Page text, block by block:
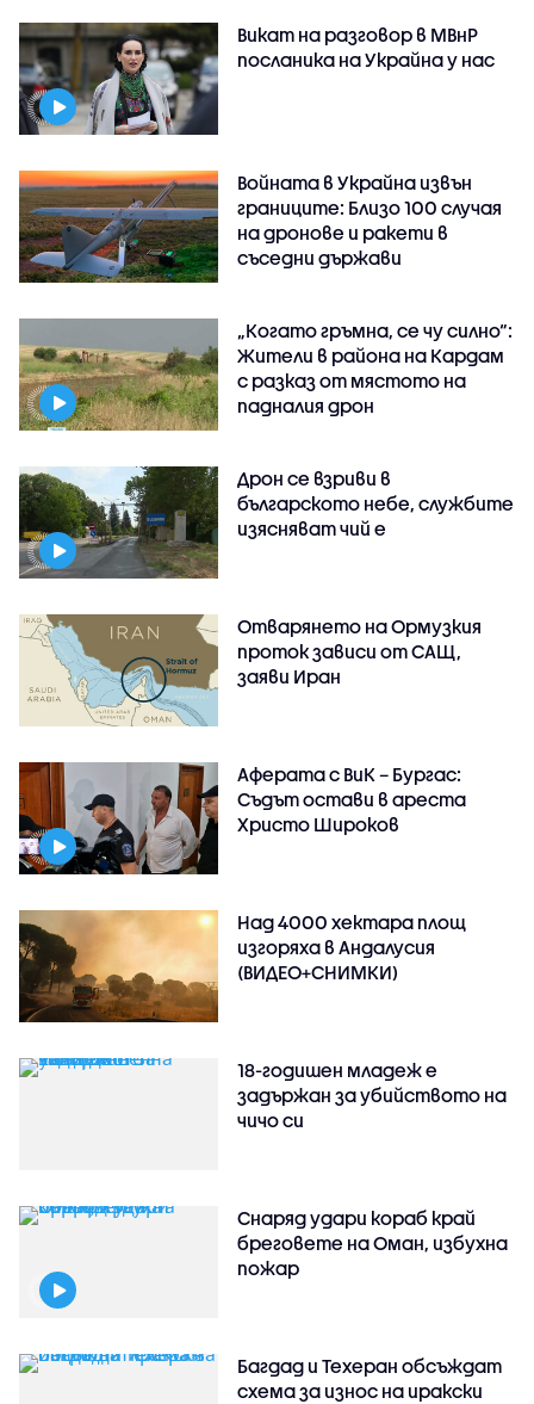
Викат на разговор в МВнР
посланика на Украйна у нас
Войната в Украйна извън
границите: Близо 100 случая
на дронове и ракети в
съседни държави
„Когато гръмна, се чу силно“:
Жители в района на Кардам
с разказ от мястото на
падналия дрон
Дрон се взриви в
българското небе, службите
изясняват чий е
Отварянето на Ормузкия
проток зависи от САЩ,
заяви Иран
Аферата с ВиК – Бургас:
Съдът остави в ареста
Христо Широков
Над 4000 хектара площ
изгоряха в Андалусия
(ВИДЕО+СНИМКИ)
18-годишен младеж е
задържан за убийството на
чичо си
Снаряд удари кораб край
бреговете на Оман, избухна
пожар
Багдад и Техеран обсъждат
схема за износ на иракски